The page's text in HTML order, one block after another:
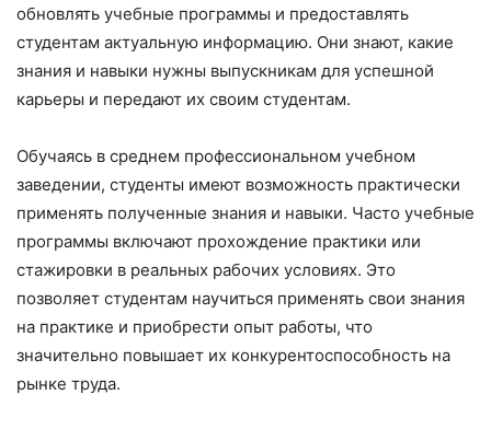
обновлять учебные программы и предоставлять
студентам актуальную информацию. Они знают, какие
знания и навыки нужны выпускникам для успешной
карьеры и передают их своим студентам.
Обучаясь в среднем профессиональном учебном
заведении, студенты имеют возможность практически
применять полученные знания и навыки. Часто учебные
программы включают прохождение практики или
стажировки в реальных рабочих условиях. Это
позволяет студентам научиться применять свои знания
на практике и приобрести опыт работы, что
значительно повышает их конкурентоспособность на
рынке труда.